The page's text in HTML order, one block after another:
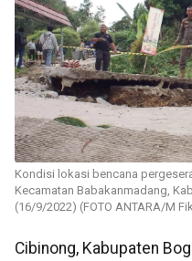
Kondisi lokasi bencana
Kecamatan Babakanmadang,
(16/9/2022) (FOTO ANTARA/M
Cibinong, Kabupaten